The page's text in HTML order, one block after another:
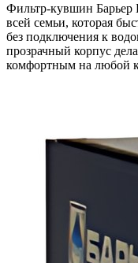
Фильтр-кувшин Барьер
всей семьи, которая
без подключения к
прозрачный корпус
комфортным на любой